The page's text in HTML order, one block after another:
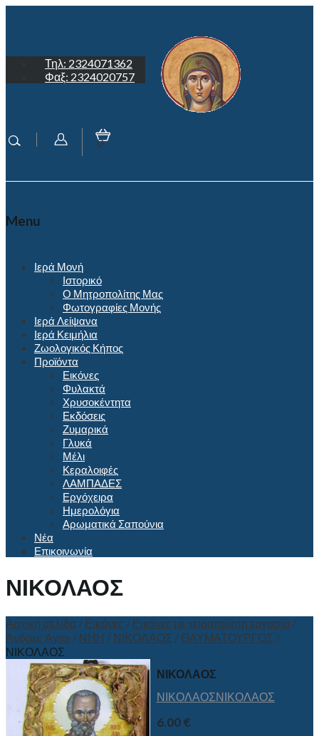
Τηλ: 2324071362
Φαξ: 2324020757
0
Menu
Ιερά Μονή
Ιστορικό
Ο Μητροπολίτης Μας
Φωτογραφίες Μονής
Ιερά Λείψανα
Ιερά Κειμήλια
Ζωολογικός Κήπος
Προϊόντα
Εικόνες
Φυλακτά
Χρυσοκέντητα
Εκδόσεις
Ζυμαρικά
Γλυκά
Μέλι
Κεραλοιφές
ΛΑΜΠΑΔΕΣ
Εργόχειρα
Ημερολόγια
Αρωματικά Σαπούνια
Νέα
Επικοινωνία
ΝΙΚΟΛΑΟΣ
Αρχική σελίδα / Εικόνες / Εικόνες με χειροποίητη εργασία /
Άνδρες Άγιοι / ΝΗΗ / ΝΙΚΟΛΑΟΣ / ΘΑΥΜΑΤΟΥΡΓΟΣ /
ΝΙΚΟΛΑΟΣ
ΝΙΚΟΛΑΟΣ
ΝΙΚΟΛΑΟΣΝΙΚΟΛΑΟΣ
6.00€